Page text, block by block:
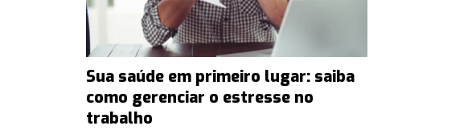
Sua saúde em primeiro lugar: saiba
como gerenciar o estresse no
trabalho